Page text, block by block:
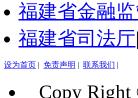
福建省金融
福建省司法厅|
设为首页 | 免责声明 | 联系我们 |
Copy